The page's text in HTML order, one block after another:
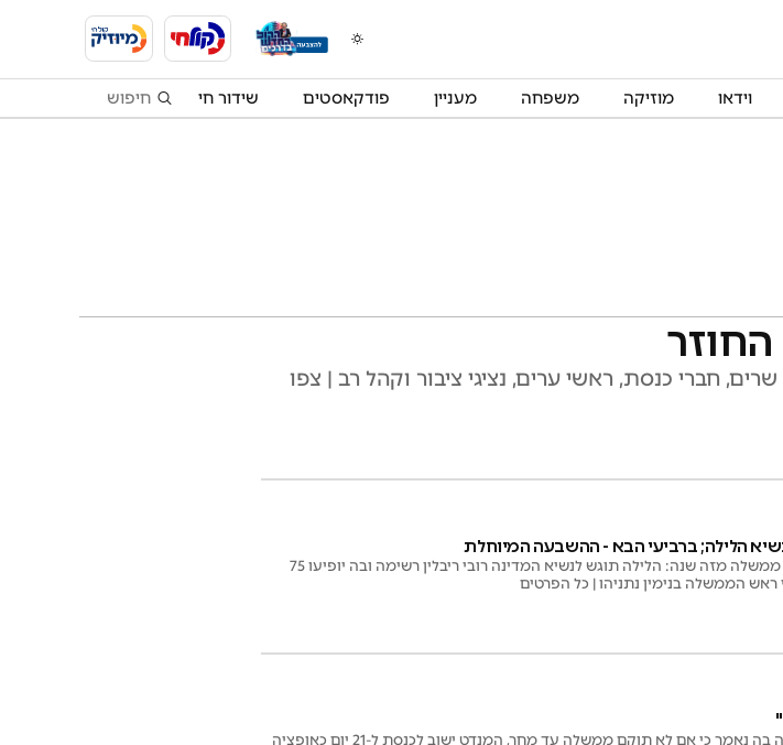
וידאו מוזיקה משפחה מעניין פודקאסטים שידור חי
חברי כנסת, ראשי ערים, נציגי ציבור וקהל רב | צפו
הלילה; ברביעי הבא - ההשבעה המיוחלת
נדמה כי מדינת ישראל לא היתה קרובה כל כך להקמת ממשלה מזה שנה: הלילה תוגש לנשיא המדינה רובי ריבלין רשימה ובה יופיעו 75
הממשלה בנימין נתניהו | כל הפרטים
נשיא המדינה רובי ריבלין פרסם בשעה האחרונה הודעה בה נאמר כי אם לא תוקם ממשלה עד מחר, המנדט ישוב לכנסת ל-21 יום כאופציה